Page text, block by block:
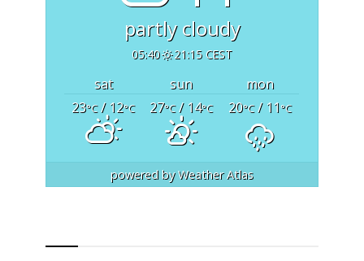
partly cloudy
05:40 21:15 CEST
sat sun
mon
23°C/ 12°C 27°C/ 14°C 20°C/ 11°C
powered byWeather Atlas